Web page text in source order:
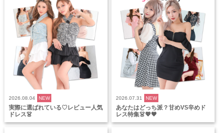
2026.08.04 NEW
実際に選ばれている♡レビュー人気
ドレス👗
2026.07.31 NEW
あなたはどっち派？甘めVS辛めド
レス特集👗💖🖤